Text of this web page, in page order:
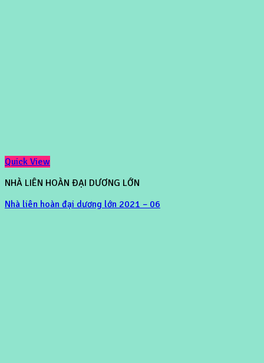
Quick View
NHÀ LIÊN HOÀN ĐẠI DƯƠNG LỚN
Nhà liên hoàn đại dương lớn 2021 – 06